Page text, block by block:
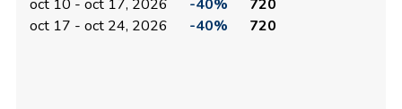
oct 10 - oct 17, 2026 -40%
720
oct 17 - oct 24, 2026
-40% 720